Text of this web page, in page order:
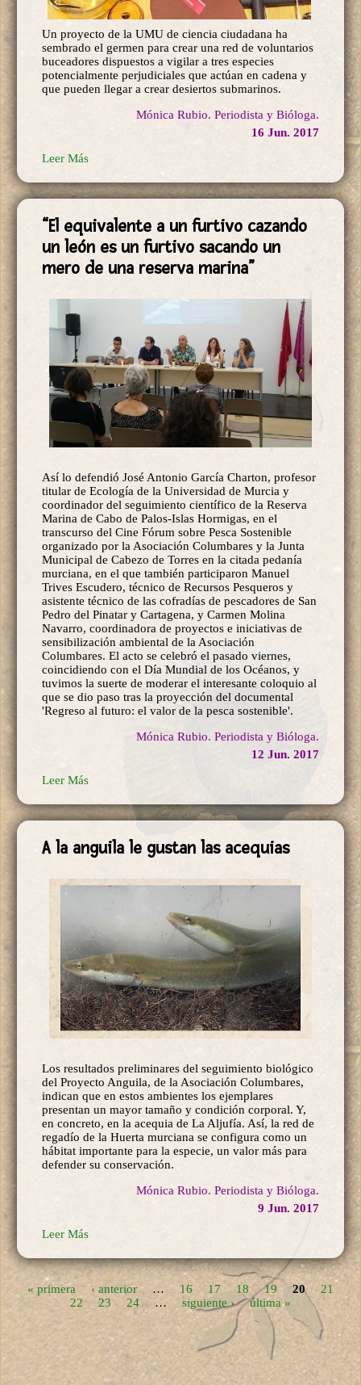
Un proyecto de la UMU de ciencia ciudadana ha
sembrado el germen para crear una red de voluntarios
buceadores dispuestos a vigilar a tres especies
potencialmente perjudiciales que actúan en cadena y
que pueden llegar a crear desiertos submarinos.
Mónica Rubio. Periodista y Bióloga.
16 Jun. 2017
Leer Más
“El equivalente a un furtivo cazando
un león es un furtivo sacando un
mero de una reserva marina”
Así lo defendió José Antonio García Charton, profesor
titular de Ecología de la Universidad de Murcia y
coordinador del seguimiento científico de la Reserva
Marina de Cabo de Palos-Islas Hormigas, en el
transcurso del Cine Fórum sobre Pesca Sostenible
organizado por la Asociación Columbares y la Junta
Municipal de Cabezo de Torres en la citada pedanía
murciana, en el que también participaron Manuel
Trives Escudero, técnico de Recursos Pesqueros y
asistente técnico de las cofradías de pescadores de San
Pedro del Pinatar y Cartagena, y Carmen Molina
Navarro, coordinadora de proyectos e iniciativas de
sensibilización ambiental de la Asociación
Columbares. El acto se celebró el pasado viernes,
coincidiendo con el Día Mundial de los Océanos, y
tuvimos la suerte de moderar el interesante coloquio al
que se dio paso tras la proyección del documental
'Regreso al futuro: el valor de la pesca sostenible'.
Mónica Rubio. Periodista y Bióloga.
12 Jun. 2017
Leer Más
A la anguila le gustan las acequias
Los resultados preliminares del seguimiento biológico
del Proyecto Anguila, de la Asociación Columbares,
indican que en estos ambientes los ejemplares
presentan un mayor tamaño y condición corporal. Y,
en concreto, en la acequia de La Aljufía. Así, la red de
regadío de la Huerta murciana se configura como un
hábitat importante para la especie, un valor más para
defender su conservación.
Mónica Rubio. Periodista y Bióloga.
9 Jun. 2017
Leer Más
« primera ‹ anterior … 16 17 18 19 20
21
22
23 24 … siguiente › última »